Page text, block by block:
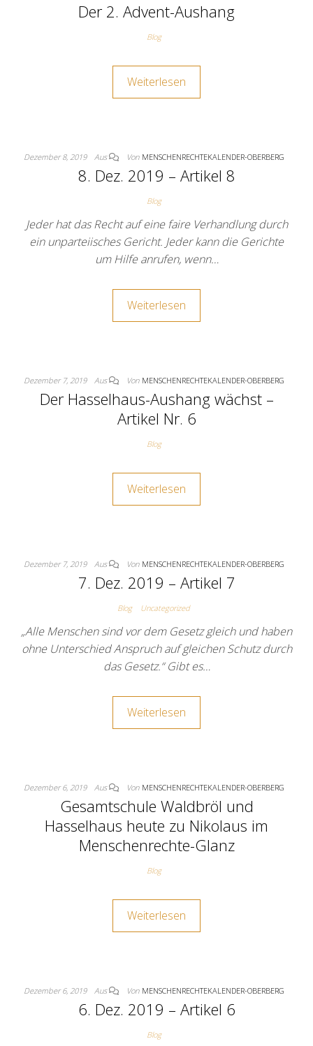
Der 2. Advent-Aushang
Blog
Weiterlesen
Dezember 8, 2019 Aus Von MENSCHENRECHTEKALENDER-OBERBERG
8. Dez. 2019 – Artikel 8
Blog
Jeder hat das Recht auf eine faire Verhandlung durch
ein unparteiisches Gericht. Jeder kann die Gerichte
um Hilfe anrufen, wenn…
Weiterlesen
Dezember 7, 2019 Aus Von MENSCHENRECHTEKALENDER-OBERBERG
Der Hasselhaus-Aushang wächst –
Artikel Nr. 6
Blog
Weiterlesen
Dezember 7, 2019 Aus Von MENSCHENRECHTEKALENDER-OBERBERG
7. Dez. 2019 – Artikel 7
Blog Uncategorized
„Alle Menschen sind vor dem Gesetz gleich und haben
ohne Unterschied Anspruch auf gleichen Schutz durch
das Gesetz.“ Gibt es…
Weiterlesen
Dezember 6, 2019 Aus Von MENSCHENRECHTEKALENDER-OBERBERG
Gesamtschule Waldbröl und
Hasselhaus heute zu Nikolaus im
Menschenrechte-Glanz
Blog
Weiterlesen
Dezember 6, 2019 Aus Von MENSCHENRECHTEKALENDER-OBERBERG
6. Dez. 2019 – Artikel 6
Blog